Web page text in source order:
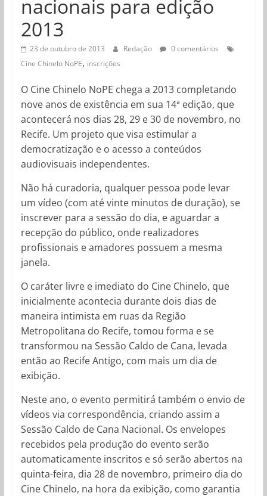
nacionais para edição
2013
23 de outubro de 2013 Redação
0 comentários
Cine Chinelo NoPE, inscrições
O Cine Chinelo NoPE chega a 2013 completando
nove anos de existência em sua 14ª edição, que
acontecerá nos dias 28, 29 e 30 de novembro, no
Recife. Um projeto que visa estimular a
democratização e o acesso a conteúdos
audiovisuais independentes.
Não há curadoria, qualquer pessoa pode levar
um vídeo (com até vinte minutos de duração), se
inscrever para a sessão do dia, e aguardar a
recepção do público, onde realizadores
profissionais e amadores possuem a mesma
janela.
O caráter livre e imediato do Cine Chinelo, que
inicialmente acontecia durante dois dias de
maneira intimista em ruas da Região
Metropolitana do Recife, tomou forma e se
transformou na Sessão Caldo de Cana, levada
então ao Recife Antigo, com mais um dia de
exibição.
Neste ano, o evento permitirá também o envio de
vídeos via correspondência, criando assim a
Sessão Caldo de Cana Nacional. Os envelopes
recebidos pela produção do evento serão
automaticamente inscritos e só serão abertos na
quinta-feira, dia 28 de novembro, primeiro dia do
Cine Chinelo, na hora da exibição, como garantia